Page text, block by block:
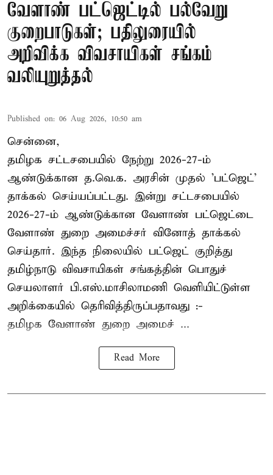
வேளாண் பட்ஜெட்டில் பல்வேறு
குறைபாடுகள்; பதிலுரையில்
அறிவிக்க விவசாயிகள் சங்கம்
வலியுறுத்தல்
Published on: 06 Aug 2026, 10:50 am
சென்னை,
தமிழக சட்டசபையில் நேற்று 2026-27-ம்
ஆண்டுக்கான த.வெ.க. அரசின் முதல் 'பட்ஜெட்'
தாக்கல் செய்யப்பட்டது. இன்று சட்டசபையில்
2026-27-ம் ஆண்டுக்கான வேளாண் பட்ஜெட்டை
வேளாண் துறை அமைச்சர் வினோத் தாக்கல்
செய்தார். இந்த நிலையில் பட்ஜெட் குறித்து
தமிழ்நாடு விவசாயிகள் சங்கத்தின் பொதுச்
செயலாளர் பி.எஸ்.மாசிலாமணி வெளியிட்டுள்ள
அறிக்கையில் தெரிவித்திருப்பதாவது :-
தமிழக வேளாண் துறை அமைச் ...
Read More